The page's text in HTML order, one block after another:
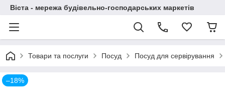
Віста - мережа будівельно-господарських маркетів
Товари та послуги Посуд Посуд для сервірування
–18%